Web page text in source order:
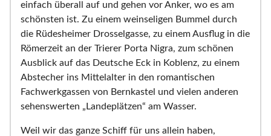
einfach überall auf und gehen vor Anker, wo es am
schönsten ist. Zu einem weinseligen Bummel durch
die Rüdesheimer Drosselgasse, zu einem Ausflug in die
Römerzeit an der Trierer Porta Nigra, zum schönen
Ausblick auf das Deutsche Eck in Koblenz, zu einem
Abstecher ins Mittelalter in den romantischen
Fachwerkgassen von Bernkastel und vielen anderen
sehenswerten „Landeplätzen“ am Wasser.
Weil wir das ganze Schiff für uns allein haben,